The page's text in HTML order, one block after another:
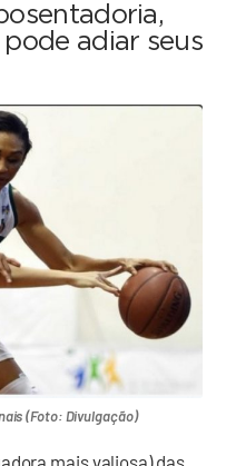
adiar seus
(Foto: Divulgação)